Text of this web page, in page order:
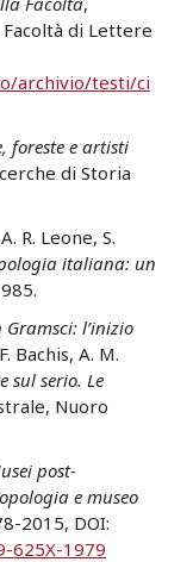
Facoltà di Lettere
archivio/testi/ci
foreste e artisti
di Storia
R. Leone, S.
italiana: un
l’inizio
Bachis, A. M.
sul serio. Le
Nuoro
post-
e museo
2015, DOI:
625X-1979